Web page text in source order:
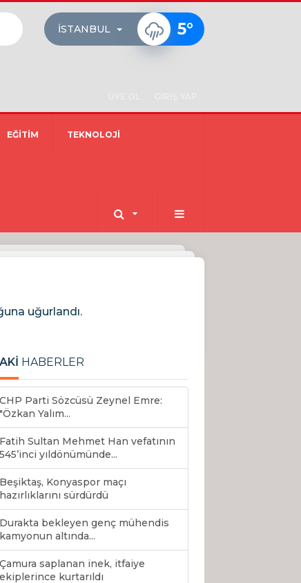
İSTANBUL 5°
EĞİTİM TEKNOLOJİ
uğurlandı.
HABERLER
CHP Parti Sözcüsü Zeynel Emre:
"Özkan Yalım...
Fatih Sultan Mehmet Han vefatının
545’inci yıldönümünde...
Beşiktaş, Konyaspor maçı
hazırlıklarını sürdürdü
Durakta bekleyen genç mühendis
kamyonun altında...
Çamura saplanan inek, itfaiye
ekiplerince kurtarıldı